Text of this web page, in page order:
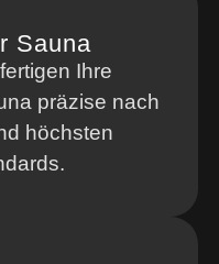
Sauna
Ihre
präzise nach
höchsten